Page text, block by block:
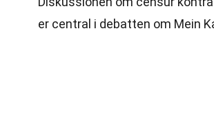
er central i debatten om Mein